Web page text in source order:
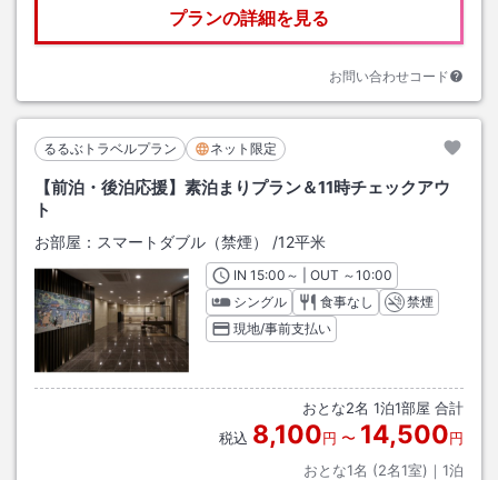
プランの詳細を見る
お問い合わせコード
るるぶトラベルプラン ネット限定
【前泊・後泊応援】素泊まりプラン＆11時チェックアウ
ト
お部屋： スマートダブル（禁煙） /12平米
INチェックイン
15:00 ～ | OUT チェックアウト
～10:00
シングル
食事なし
禁煙
現地/事前支払い
おとな2名 1泊1部屋 合計
税込 8,100円 〜 14,500円
おとな1名 (2名1室)｜ 1泊